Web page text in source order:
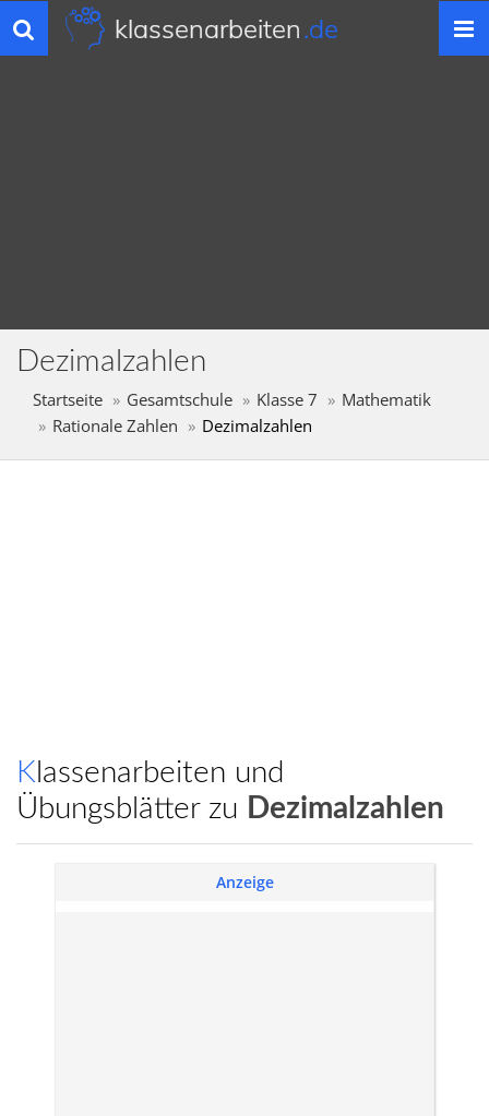
Toggle
navigation
klassenarbeiten.de
Dezimalzahlen
Startseite Gesamtschule Klasse 7
Mathematik
Rationale Zahlen
Dezimalzahlen
Klassenarbeiten und
Übungsblätter zu Dezimalzahlen
Anzeige